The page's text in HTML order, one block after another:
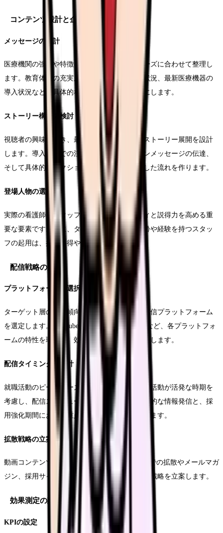
コンテンツ設計と企画
メッセージの設計
医療機関の強みや特徴を、ターゲット層のニーズに合わせて整理し
ます。教育体制の充実度、チーム医療の実践状況、最新医療機器の
導入状況など、具体的な訴求ポイントを明確にします。
ストーリー構成の検討
視聴者の興味を引き、最後まで見てもらえるストーリー展開を設計
します。導入部分での注目の獲得から、メインメッセージの伝達、
そして具体的なアクションの促しまで、一貫した流れを作ります。
登場人物の選定
実際の看護師やスタッフの起用は、リアリティと説得力を高める重
要な要素です。特に、ターゲット層に近い年齢や経験を持つスタッ
フの起用は、共感を得やすく効果的です。
配信戦略の策定
プラットフォームの選択
ターゲット層の利用傾向に合わせて、最適な配信プラットフォーム
を選定します。YouTubeやInstagram、LinkedInなど、各プラットフォ
ームの特性を理解し、効果的な活用方法を検討します。
配信タイミングの設計
就職活動のピークシーズンや、ターゲット層の活動が活発な時期を
考慮し、配信スケジュールを設計します。定期的な情報発信と、採
用強化期間における重点的な配信を組み合わせます。
拡散戦略の立案
動画コンテンツの効果を最大化するため、SNSでの拡散やメールマガ
ジン、採用サイトとの連携など、複合的な配信戦略を立案します。
効果測定の設計
KPIの設定